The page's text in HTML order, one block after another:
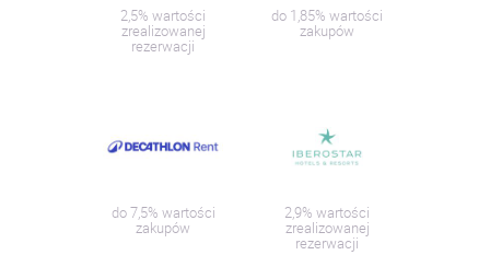
2,5% wartości
zrealizowanej
rezerwacji
do 1,85% wartości
zakupów
do 7,5% wartości
zakupów
2,9% wartości
zrealizowanej
rezerwacji